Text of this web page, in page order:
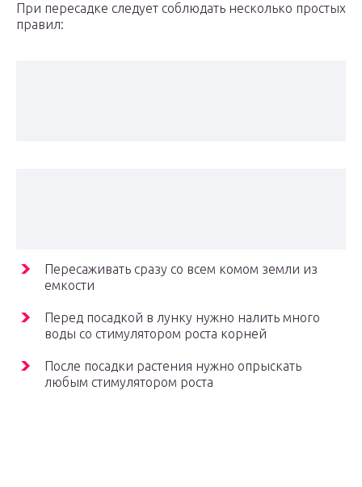
При пересадке следует соблюдать несколько простых
правил:
Пересаживать сразу со всем комом земли из
емкости
Перед посадкой в лунку нужно налить много
воды со стимулятором роста корней
После посадки растения нужно опрыскать
любым стимулятором роста